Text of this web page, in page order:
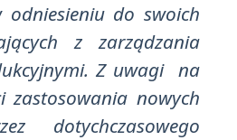
odniesieniu do swoich
z zarządzania
Z uwagi na
zastosowania nowych
dotychczasowego